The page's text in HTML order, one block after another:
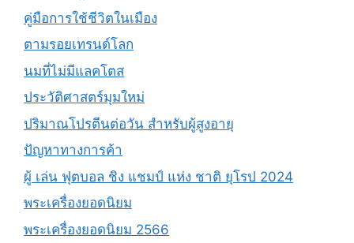
คู่มือการใช้ชีวิตในเมือง
ตามรอยเทรนด์โลก
นมที่ไม่มีแลคโตส
ประวัติศาสตร์มุมใหม่
ปริมาณโปรตีนต่อวัน สำหรับผู้สูงอายุ
ปัญหาทางการค้า
ผู้ เล่น ฟุตบอล ชิง แชมป์ แห่ง ชาติ ยุโรป 2024
พระเครื่องยอดนิยม
พระเครื่องยอดนิยม 2566